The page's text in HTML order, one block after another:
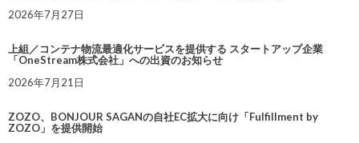
2026年7月27日
上組／コンテナ物流最適化サービスを提供する スタートアップ企業
「OneStream株式会社」への出資のお知らせ
2026年7月21日
ZOZO、BONJOUR SAGANの自社EC拡大に向け「Fulfillment by
ZOZO」を提供開始